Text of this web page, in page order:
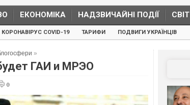
ЕКОНОМІКА НАДЗВИЧАЙНІ ПОДІЇ СВІТ
КОРОНАВІРУС COVID-19 ТАРИФИ ПОДВИГИ УКРАЇНЦІВ
»
ГАИ и МРЭО
0